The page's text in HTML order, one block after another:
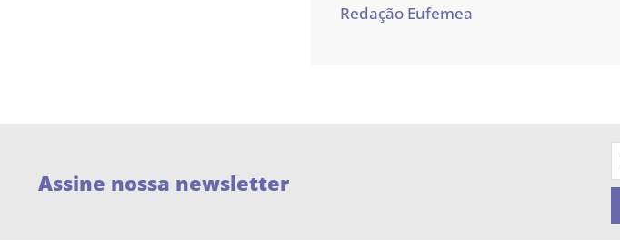
Redação Eufemea
Assine nossa newsletter